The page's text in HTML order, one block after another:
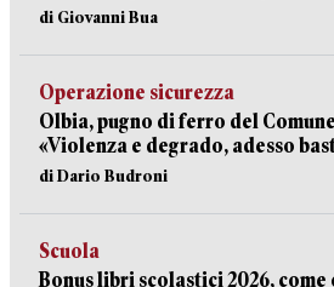
di Giovanni Bua
Operazione sicurezza
Olbia, pugno di ferro del
«Violenza e degrado, adesso
di Dario Budroni
Scuola
Bonus libri scolastici 2026,